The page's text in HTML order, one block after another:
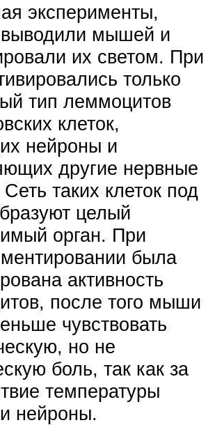
эксперименты,
мышей и
их светом. При
только
тип леммоцитов
клеток,
нейроны и
другие нервные
Сеть таких клеток под
целый
орган. При
была
активность
после того мыши
чувствовать
но не
боль, так как за
температуры
нейроны.